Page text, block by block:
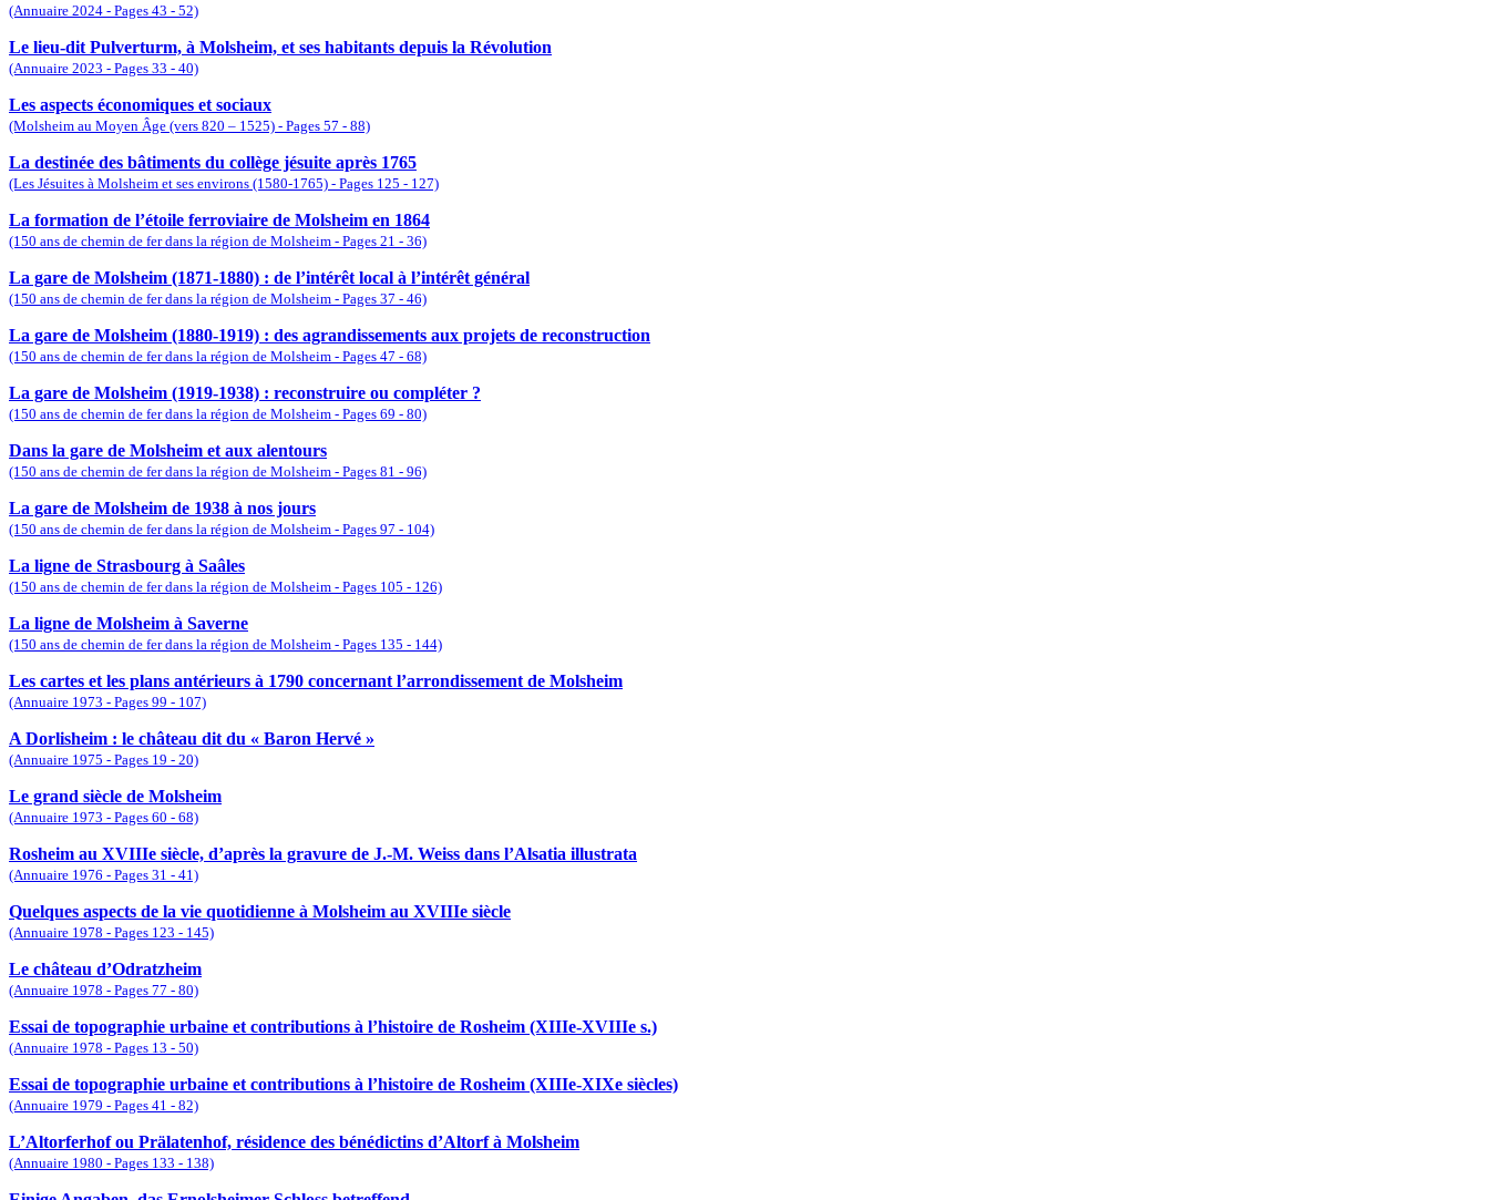
(Annuaire 2024 - Pages 43 - 52)
Le lieu-dit Pulverturm, à Molsheim, et ses habitants depuis la Révolution
(Annuaire 2023 - Pages 33 - 40)
Les aspects économiques et sociaux
(Molsheim au Moyen Âge (vers 820 – 1525) - Pages 57 - 88)
La destinée des bâtiments du collège jésuite après 1765
(Les Jésuites à Molsheim et ses environs (1580-1765) - Pages 125 - 127)
La formation de l’étoile ferroviaire de Molsheim en 1864
(150 ans de chemin de fer dans la région de Molsheim - Pages 21 - 36)
La gare de Molsheim (1871-1880) : de l’intérêt local à l’intérêt général
(150 ans de chemin de fer dans la région de Molsheim - Pages 37 - 46)
La gare de Molsheim (1880-1919) : des agrandissements aux projets de reconstruction
(150 ans de chemin de fer dans la région de Molsheim - Pages 47 - 68)
La gare de Molsheim (1919-1938) : reconstruire ou compléter ?
(150 ans de chemin de fer dans la région de Molsheim - Pages 69 - 80)
Dans la gare de Molsheim et aux alentours
(150 ans de chemin de fer dans la région de Molsheim - Pages 81 - 96)
La gare de Molsheim de 1938 à nos jours
(150 ans de chemin de fer dans la région de Molsheim - Pages 97 - 104)
La ligne de Strasbourg à Saâles
(150 ans de chemin de fer dans la région de Molsheim - Pages 105 - 126)
La ligne de Molsheim à Saverne
(150 ans de chemin de fer dans la région de Molsheim - Pages 135 - 144)
Les cartes et les plans antérieurs à 1790 concernant l’arrondissement de Molsheim
(Annuaire 1973 - Pages 99 - 107)
A Dorlisheim : le château dit du « Baron Hervé »
(Annuaire 1975 - Pages 19 - 20)
Le grand siècle de Molsheim
(Annuaire 1973 - Pages 60 - 68)
Rosheim au XVIIIe siècle, d’après la gravure de J.-M. Weiss dans l’Alsatia illustrata
(Annuaire 1976 - Pages 31 - 41)
Quelques aspects de la vie quotidienne à Molsheim au XVIIIe siècle
(Annuaire 1978 - Pages 123 - 145)
Le château d’Odratzheim
(Annuaire 1978 - Pages 77 - 80)
Essai de topographie urbaine et contributions à l’histoire de Rosheim (XIIIe-XVIIIe s.)
(Annuaire 1978 - Pages 13 - 50)
Essai de topographie urbaine et contributions à l’histoire de Rosheim (XIIIe-XIXe siècles)
(Annuaire 1979 - Pages 41 - 82)
L’Altorferhof ou Prälatenhof, résidence des bénédictins d’Altorf à Molsheim
(Annuaire 1980 - Pages 133 - 138)